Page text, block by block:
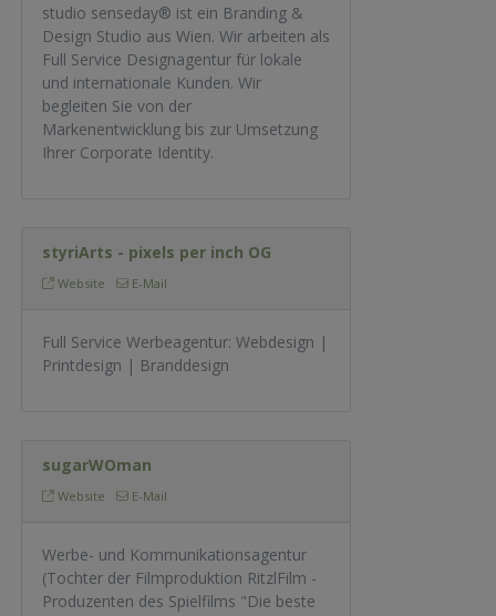
studio senseday® ist ein Branding &
Design Studio aus Wien. Wir arbeiten als
Full Service Designagentur für lokale
und internationale Kunden. Wir
begleiten Sie von der
Markenentwicklung bis zur Umsetzung
Ihrer Corporate Identity.
styriArts - pixels per inch OG
Website E-Mail
Full Service Werbeagentur: Webdesign |
Printdesign | Branddesign
sugarWOman
Website E-Mail
Werbe- und Kommunikationsagentur
(Tochter der Filmproduktion RitzlFilm -
Produzenten des Spielfilms "Die beste